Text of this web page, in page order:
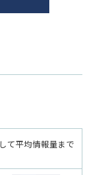
て平均情報量まで